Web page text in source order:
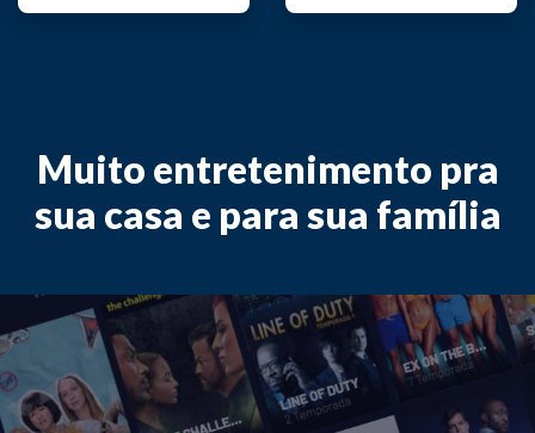
Muito entretenimento pra
sua casa e para sua família